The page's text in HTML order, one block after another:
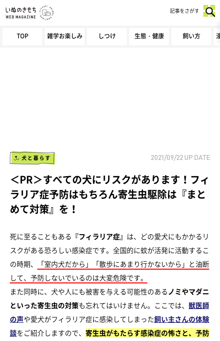
TOP 雑学お楽しみ しつけ 生態・健康 飼い方
記事をさがす
犬と暮らす 2021/09/22 UP DATE
＜PR＞すべての犬にリスクがあります！フィ
ラリア症予防はもちろん寄生虫駆除は『まと
めて対策』を！
死に至ることもある 『フィラリア症』 は、どの愛犬にもかかるリ
スクがある恐ろしい感染症です。全国的に蚊が活発に活動するこ
の時期、
「室内犬だから」「散歩にあまり行かないから」と油断
して、予防しないでいるのは大変危険です。
また同時に、犬や人にも被害を与える可能性のあるノミやマダニ
といった寄生虫の対策も忘れてはいけません。ここでは、 獣医師
の声や愛犬がフィラリア症に感染してしまった飼い主さんの体験
談をご紹介しますので、 寄生虫がもたらす感染症の怖さと、予防